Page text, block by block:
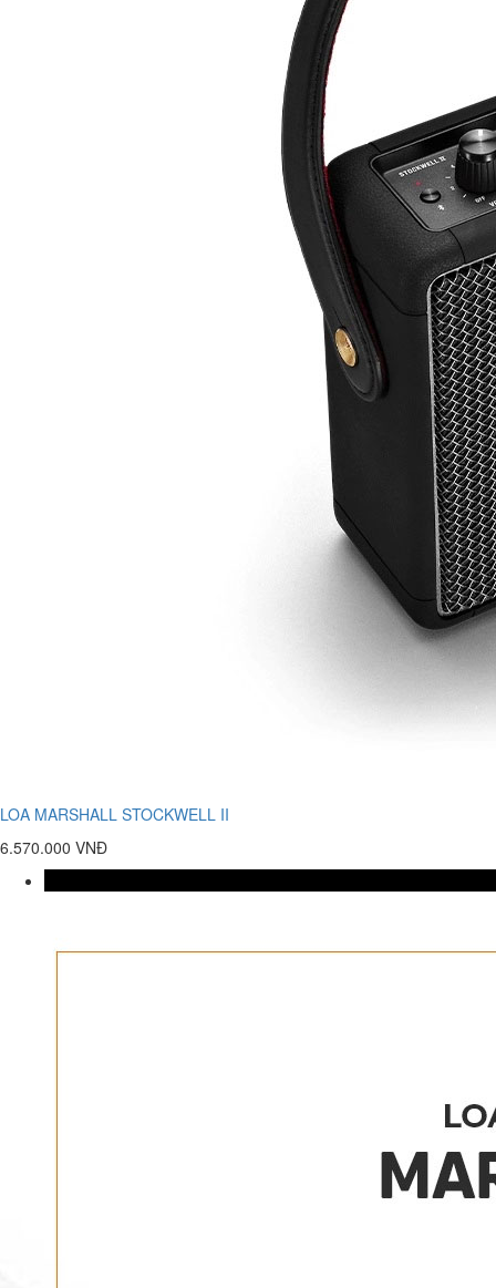
LOA MARSHALL STOCKWELL II
6.570.000 VNĐ